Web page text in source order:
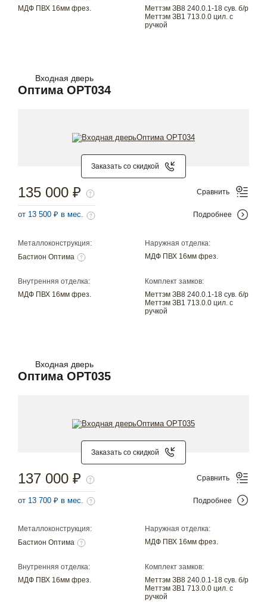
МДФ ПВХ 16мм фрез.
Меттэм ЗВ8 240.0.1-18 сув. б/р
Меттэм ЗВ1 713.0.0 цил. с
ручкой
Входная дверь
Оптима OPT034
Заказать со скидкой
Металлоконструкция:
Бастион Оптима
Наружная отделка:
МДФ ПВХ 16мм фрез.
Внутренняя отделка:
МДФ ПВХ 16мм фрез.
Комплект замков:
Меттэм ЗВ8 240.0.1-18 сув. б/р
Меттэм ЗВ1 713.0.0 цил. с
ручкой
135 000 ₽
от 13 500 ₽ в мес.
Сравнить
Подробнее
Входная дверь
Оптима OPT035
Заказать со скидкой
Металлоконструкция:
Бастион Оптима
Наружная отделка:
МДФ ПВХ 16мм фрез.
Внутренняя отделка:
МДФ ПВХ 16мм фрез.
Комплект замков:
Меттэм ЗВ8 240.0.1-18 сув. б/р
Меттэм ЗВ1 713.0.0 цил. с
ручкой
137 000 ₽
от 13 700 ₽ в мес.
Сравнить
Подробнее